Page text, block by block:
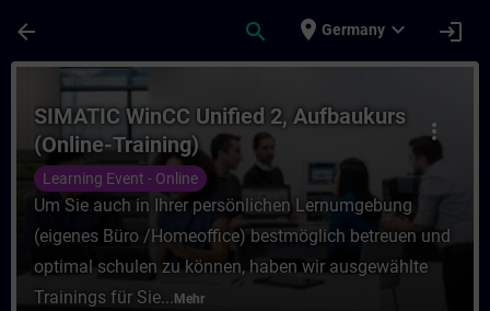
arrow_back search place Germany expand_more login
Kurs - SIMATIC WinCC Unified 2,
more_vert
SIMATIC WinCC Unified 2, Aufbaukurs
(Online-Training)
Learning Event - Online
Um Sie auch in Ihrer persönlichen Lernumgebung
(eigenes Büro /Homeoffice) bestmöglich betreuen und
optimal schulen zu können, haben wir ausgewählte
Trainings für Sie... Mehr